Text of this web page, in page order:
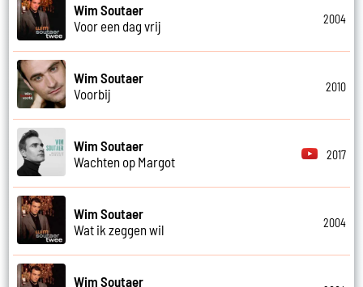
Wim Soutaer
Voor een dag vrij
2004
Wim Soutaer
Voorbij
2010
Wim Soutaer
Wachten op Margot
2017
Wim Soutaer
Wat ik zeggen wil
2004
Wim Soutaer